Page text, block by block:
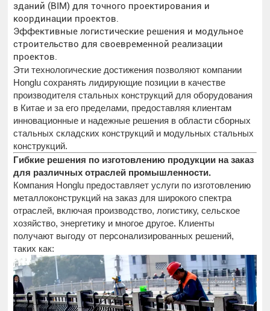
зданий (BIM) для точного проектирования и
координации проектов.
Эффективные логистические решения и модульное
строительство для своевременной реализации
проектов.
Эти технологические достижения позволяют компании
Honglu сохранять лидирующие позиции в качестве
производителя стальных конструкций для оборудования
в Китае и за его пределами, предоставляя клиентам
инновационные и надежные решения в области сборных
стальных складских конструкций и модульных стальных
конструкций.
Гибкие решения по изготовлению продукции на заказ
для различных отраслей промышленности.
Компания Honglu предоставляет услуги по изготовлению
металлоконструкций на заказ для широкого спектра
отраслей, включая производство, логистику, сельское
хозяйство, энергетику и многое другое. Клиенты
получают выгоду от персонализированных решений,
таких как: